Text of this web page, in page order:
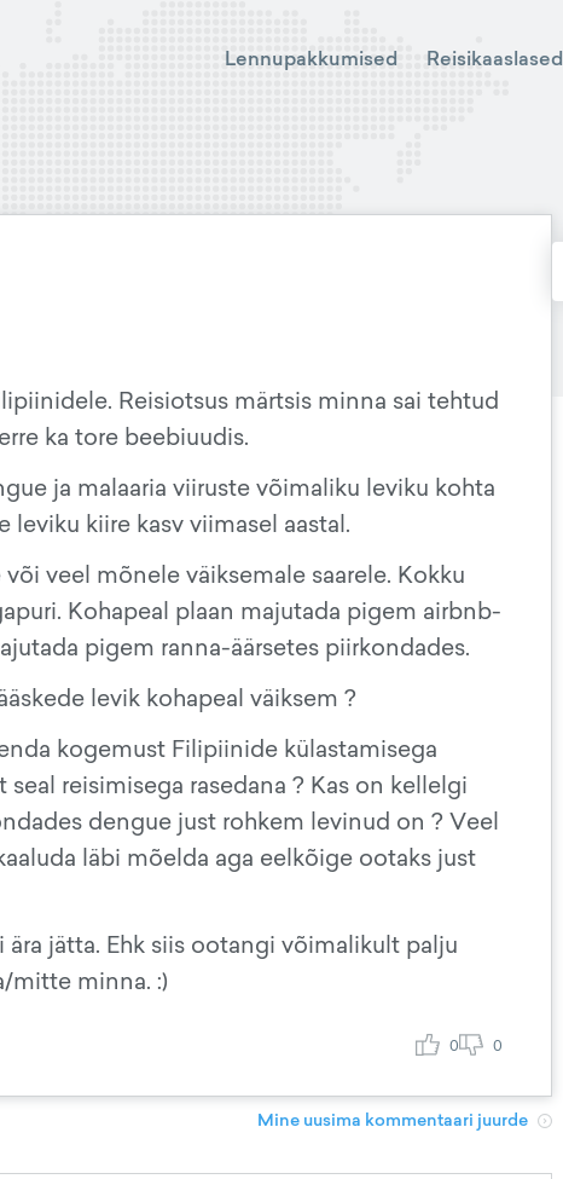
Lennupakkumised Reisikaaslased
Reisiotsus märtsis minna sai tehtud
ka tore beebiuudis.
ja malaaria viiruste võimaliku leviku kohta
kiire kasv viimasel aastal.
veel mõnele väiksemale saarele. Kokku
Kohapeal plaan majutada pigem airbnb-
pigem ranna-äärsetes piirkondades.
levik kohapeal väiksem ?
kogemust Filipiinide külastamisega
reisimisega rasedana ? Kas on kellelgi
dengue just rohkem levinud on ? Veel
läbi mõelda aga eelkõige ootaks just
jätta. Ehk siis ootangi võimalikult palju
mitte minna. :)
0 0
Mine uusima kommentaari juurde